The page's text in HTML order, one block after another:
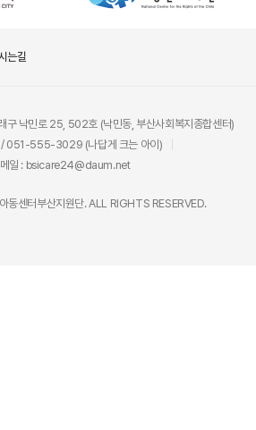
는길
낙민로 25, 502호 (낙민동, 부산사회복지종합센터)
051-555-3029 (나답게 크는 아이)
일 : bsicare24@daum.net
센터부산지원단. ALL RIGHTS RESERVED.